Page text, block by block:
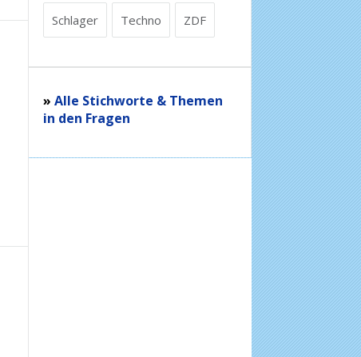
Schlager Techno ZDF
» Alle Stichworte & Themen
in den Fragen